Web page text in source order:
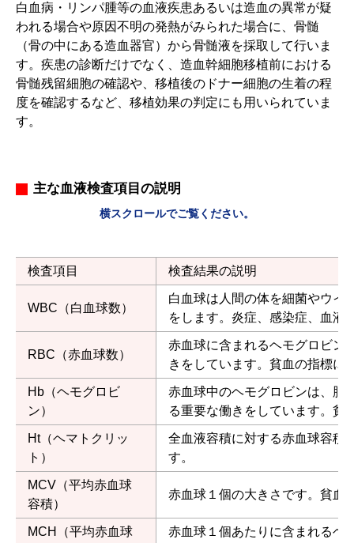
白血病・リンパ腫等の血液疾患あるいは造血の異常が疑
われる場合や原因不明の発熱がみられた場合に、骨髄
（骨の中にある造血器官）から骨髄液を採取して行いま
す。疾患の診断だけでなく、造血幹細胞移植前における
骨髄残留細胞の確認や、移植後のドナー細胞の生着の程
度を確認するなど、移植効果の判定にも用いられていま
す。
主な血液検査項目の説明
横スクロールでご覧ください。
検査項目 検査結果の説明
WBC（白血球数）
白血球は人間の体を細菌やウイ
をします。炎症、感染症、血液
RBC（赤血球数）
赤血球に含まれるヘモグロビン
きをしています。貧血の指標に
Hb（ヘモグロビ
ン）
赤血球中のヘモグロビンは、肺
る重要な働きをしています。貧
Ht（ヘマトクリッ
ト）
全血液容積に対する赤血球容積
す。
MCV（平均赤血球
容積）
赤血球１個の大きさです。貧血
MCH（平均赤血球
赤血球１個あたりに含まれるヘ